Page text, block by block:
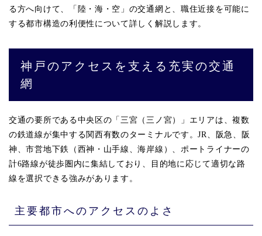
る方へ向けて、「陸・海・空」の交通網と、職住近接を可能に
する都市構造の利便性について詳しく解説します。
神戸のアクセスを支える充実の交通
網
交通の要所である中央区の「三宮（三ノ宮）」エリアは、複数
の鉄道線が集中する関西有数のターミナルです。JR、阪急、阪
神、市営地下鉄（西神・山手線、海岸線）、ポートライナーの
計6路線が徒歩圏内に集結しており、目的地に応じて適切な路
線を選択できる強みがあります。
主要都市へのアクセスのよさ